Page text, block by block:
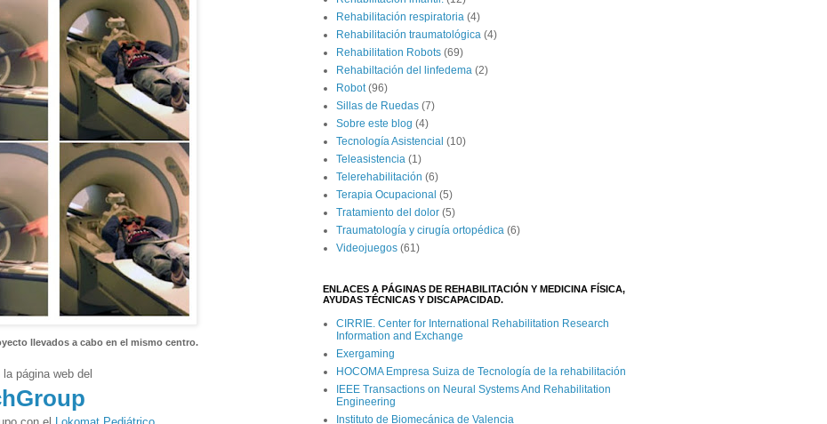
llevados a cabo en el mismo centro.
página web del
Rehabilitación respiratoria (4)
Rehabilitación traumatológica (4)
Rehabilitation Robots (69)
Rehabiltación del linfedema (2)
Robot (96)
Sillas de Ruedas (7)
Sobre este blog (4)
Tecnología Asistencial (10)
Teleasistencia (1)
Telerehabilitación (6)
Terapia Ocupacional (5)
Tratamiento del dolor (5)
Traumatología y cirugía ortopédica (6)
Videojuegos (61)
ENLACES A PÁGINAS DE REHABILITACIÓN Y MEDICINA FÍSICA,
AYUDAS TÉCNICAS Y DISCAPACIDAD.
CIRRIE. Center for International Rehabilitation Research
Information and Exchange
Exergaming
HOCOMA Empresa Suiza de Tecnología de la rehabilitación
IEEE Transactions on Neural Systems And Rehabilitation
Engineering
Instituto de Biomecánica de Valencia